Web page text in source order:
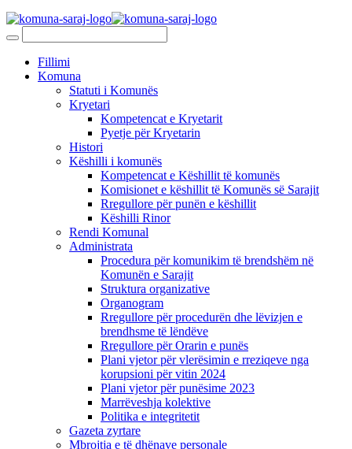
Fillimi
Komuna
Statuti i Komunës
Kryetari
Kompetencat e Kryetarit
Pyetje për Kryetarin
Histori
Këshilli i komunës
Kompetencat e Këshillit të komunës
Komisionet e këshillit të Komunës së Sarajit
Rregullore për punën e këshillit
Këshilli Rinor
Rendi Komunal
Administrata
Procedura për komunikim të brendshëm në
Komunën e Sarajit
Struktura organizative
Organogram
Rregullore për procedurën dhe lëvizjen e
brendhsme të lëndëve
Rregullore për Orarin e punës
Plani vjetor për vlerësimin e rreziqeve nga
korupsioni për vitin 2024
Plani vjetor për punësime 2023
Marrëveshja kolektive
Politika e integritetit
Gazeta zyrtare
Mbrojtja e të dhënave personale